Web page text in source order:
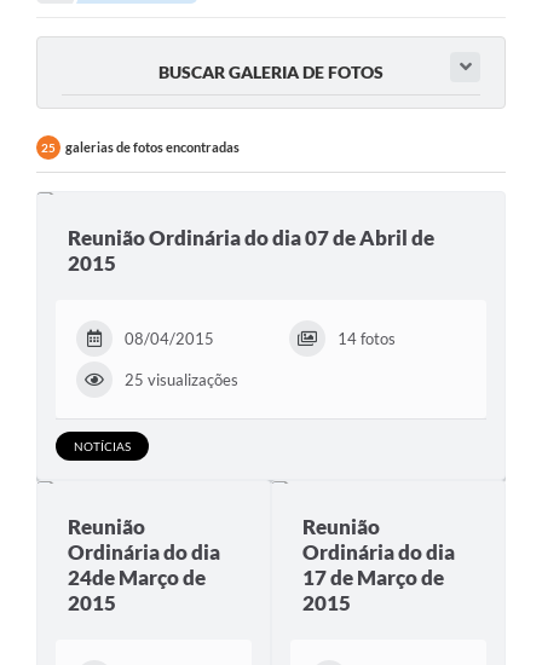
BUSCAR GALERIA DE FOTOS
25 galerias de fotos encontradas
Reunião Ordinária do dia 07 de Abril de
2015
08/04/2015 14 fotos
25 visualizações
NOTÍCIAS
Reunião
Ordinária do dia
24de Março de
2015
Reunião
Ordinária do dia
17 de Março de
2015